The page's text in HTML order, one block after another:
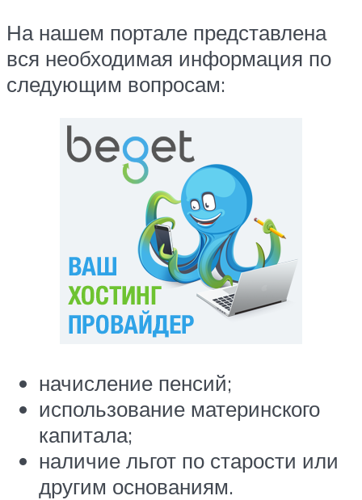
На нашем портале представлена
вся необходимая информация по
следующим вопросам:
начисление пенсий;
использование материнского
капитала;
наличие льгот по старости или
другим основаниям.